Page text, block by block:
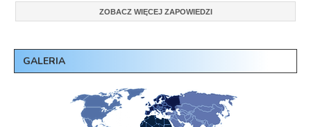
ZOBACZ WIĘCEJ ZAPOWIEDZI
GALERIA